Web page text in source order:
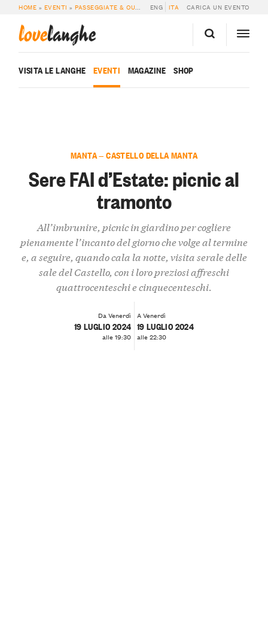
HOME » EVENTI »PASSEGGIATE & OUTDOOR » SERE FAI D’ESTATE: PICNIC AL
ENG ITA CARICA UN EVENTO
lovelanghe
VISITA LE LANGHE EVENTI MAGAZINE SHOP
MANTA — CASTELLO DELLA MANTA
Sere FAI d’Estate: picnic al
tramonto
All’imbrunire, picnic in giardino per cogliere
pienamente l’incanto del giorno che volge al termine
e, a seguire, quando cala la notte, visita serale delle
sale del Castello, con i loro preziosi affreschi
quattrocenteschi e cinquecenteschi.
Da Venerdì
19 LUGLIO 2024
alle 19:30
A Venerdì
19 LUGLIO 2024
alle 22:30